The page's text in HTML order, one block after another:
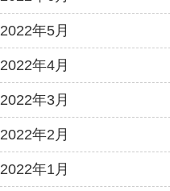
2022年5月
2022年4月
2022年3月
2022年2月
2022年1月